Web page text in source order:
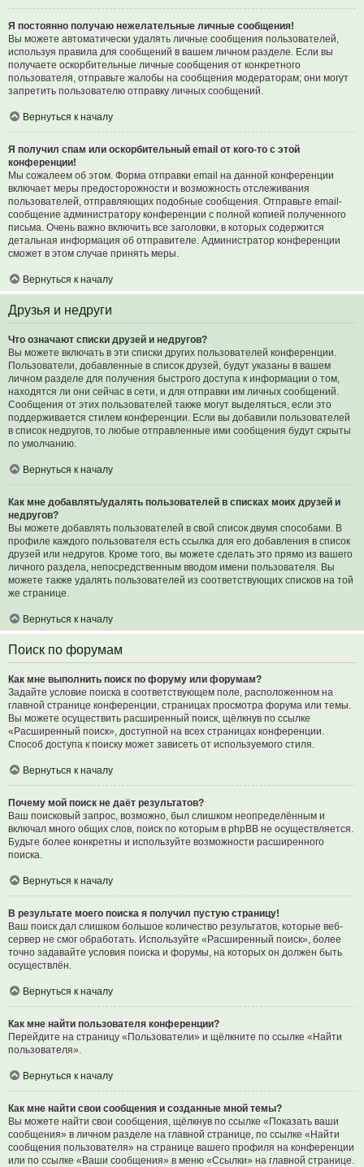
Я постоянно получаю нежелательные личные сообщения!
Вы можете автоматически удалять личные сообщения пользователей,
используя правила для сообщений в вашем личном разделе. Если вы
получаете оскорбительные личные сообщения от конкретного
пользователя, отправьте жалобы на сообщения модераторам; они могут
запретить пользователю отправку личных сообщений.
Вернуться к началу
Я получил спам или оскорбительный email от кого-то с этой
конференции!
Мы сожалеем об этом. Форма отправки email на данной конференции
включает меры предосторожности и возможность отслеживания
пользователей, отправляющих подобные сообщения. Отправьте email-
сообщение администратору конференции с полной копией полученного
письма. Очень важно включить все заголовки, в которых содержится
детальная информация об отправителе. Администратор конференции
сможет в этом случае принять меры.
Вернуться к началу
Друзья и недруги
Что означают списки друзей и недругов?
Вы можете включать в эти списки других пользователей конференции.
Пользователи, добавленные в список друзей, будут указаны в вашем
личном разделе для получения быстрого доступа к информации о том,
находятся ли они сейчас в сети, и для отправки им личных сообщений.
Сообщения от этих пользователей также могут выделяться, если это
поддерживается стилем конференции. Если вы добавили пользователей
в список недругов, то любые отправленные ими сообщения будут скрыты
по умолчанию.
Вернуться к началу
Как мне добавлять/удалять пользователей в списках моих друзей и
недругов?
Вы можете добавлять пользователей в свой список двумя способами. В
профиле каждого пользователя есть ссылка для его добавления в список
друзей или недругов. Кроме того, вы можете сделать это прямо из вашего
личного раздела, непосредственным вводом имени пользователя. Вы
можете также удалять пользователей из соответствующих списков на той
же странице.
Вернуться к началу
Поиск по форумам
Как мне выполнить поиск по форуму или форумам?
Задайте условие поиска в соответствующем поле, расположенном на
главной странице конференции, страницах просмотра форума или темы.
Вы можете осуществить расширенный поиск, щёлкнув по ссылке
«Расширенный поиск», доступной на всех страницах конференции.
Способ доступа к поиску может зависеть от используемого стиля.
Вернуться к началу
Почему мой поиск не даёт результатов?
Ваш поисковый запрос, возможно, был слишком неопределённым и
включал много общих слов, поиск по которым в phpBB не осуществляется.
Будьте более конкретны и используйте возможности расширенного
поиска.
Вернуться к началу
В результате моего поиска я получил пустую страницу!
Ваш поиск дал слишком большое количество результатов, которые веб-
сервер не смог обработать. Используйте «Расширенный поиск», более
точно задавайте условия поиска и форумы, на которых он должен быть
осуществлён.
Вернуться к началу
Как мне найти пользователя конференции?
Перейдите на страницу «Пользователи» и щёлкните по ссылке «Найти
пользователя».
Вернуться к началу
Как мне найти свои сообщения и созданные мной темы?
Вы можете найти свои сообщения, щёлкнув по ссылке «Показать ваши
сообщения» в личном разделе на главной странице, по ссылке «Найти
сообщения пользователя» на странице вашего профиля на конференции
или по ссылке «Ваши сообщения» в меню «Ссылки» на главной странице.